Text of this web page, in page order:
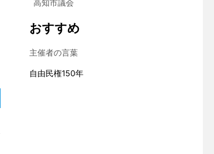
高知市議会
おすすめ
主催者の言葉
自由民権150年